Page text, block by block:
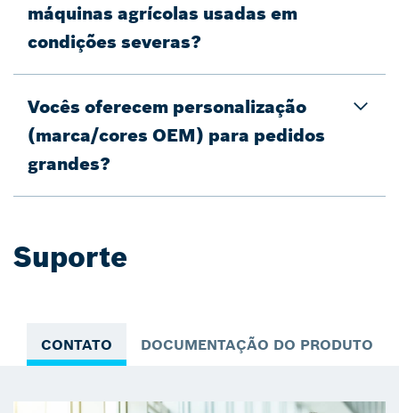
máquinas agrícolas usadas em
condições severas?
Vocês oferecem personalização
(marca/cores OEM) para pedidos
grandes?
Suporte
CONTATO DOCUMENTAÇÃO DO PRODUTO